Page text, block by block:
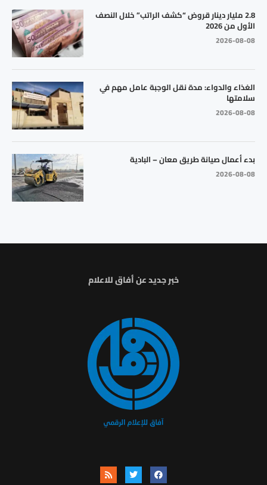
2.8 مليار دينار قروض “كشف الراتب” خلال النصف
الأول من 2026
2026-08-08
الغذاء والدواء: مدة نقل الوجبة عامل مهم في
سلامتها
2026-08-08
بدء أعمال صيانة طريق معان – البادية
2026-08-08
خبر جديد عن أفاق للاعلام